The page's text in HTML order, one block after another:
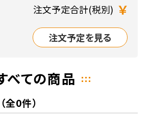
注文予定合計(税別) ￥
注文予定を見る
べての商品
全0件）